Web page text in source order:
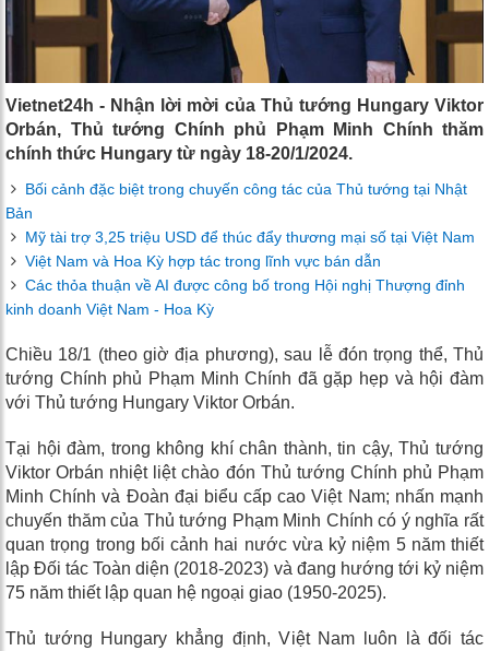
Vietnet24h - Nhận lời mời của Thủ tướng Hungary Viktor
Orbán, Thủ tướng Chính phủ Phạm Minh Chính thăm
chính thức Hungary từ ngày 18-20/1/2024.
Bối cảnh đặc biệt trong chuyến công tác của Thủ tướng tại Nhật
Bản
Mỹ tài trợ 3,25 triệu USD để thúc đẩy thương mại số tại Việt Nam
Việt Nam và Hoa Kỳ hợp tác trong lĩnh vực bán dẫn
Các thỏa thuận về AI được công bố trong Hội nghị Thượng đỉnh
kinh doanh Việt Nam - Hoa Kỳ
Chiều 18/1 (theo giờ địa phương), sau lễ đón trọng thể, Thủ
tướng Chính phủ Phạm Minh Chính đã gặp hẹp và hội đàm
với Thủ tướng Hungary Viktor Orbán.
Tại hội đàm, trong không khí chân thành, tin cậy, Thủ tướng
Viktor Orbán nhiệt liệt chào đón Thủ tướng Chính phủ Phạm
Minh Chính và Đoàn đại biểu cấp cao Việt Nam; nhấn mạnh
chuyến thăm của Thủ tướng Phạm Minh Chính có ý nghĩa rất
quan trọng trong bối cảnh hai nước vừa kỷ niệm 5 năm thiết
lập Đối tác Toàn diện (2018-2023) và đang hướng tới kỷ niệm
75 năm thiết lập quan hệ ngoại giao (1950-2025).
Thủ tướng Hungary khẳng định, Việt Nam luôn là đối tác